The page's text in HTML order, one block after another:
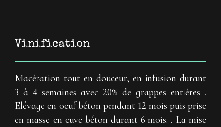
Vinification
Macération tout en douceur, en infusion durant
3 à 4 semaines avec 20% de grappes entières .
Elévage en oeuf béton pendant 12 mois puis prise
en masse en cuve béton durant 6 mois. . La mise